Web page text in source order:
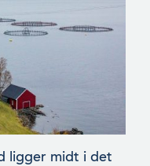
ligger midt i det